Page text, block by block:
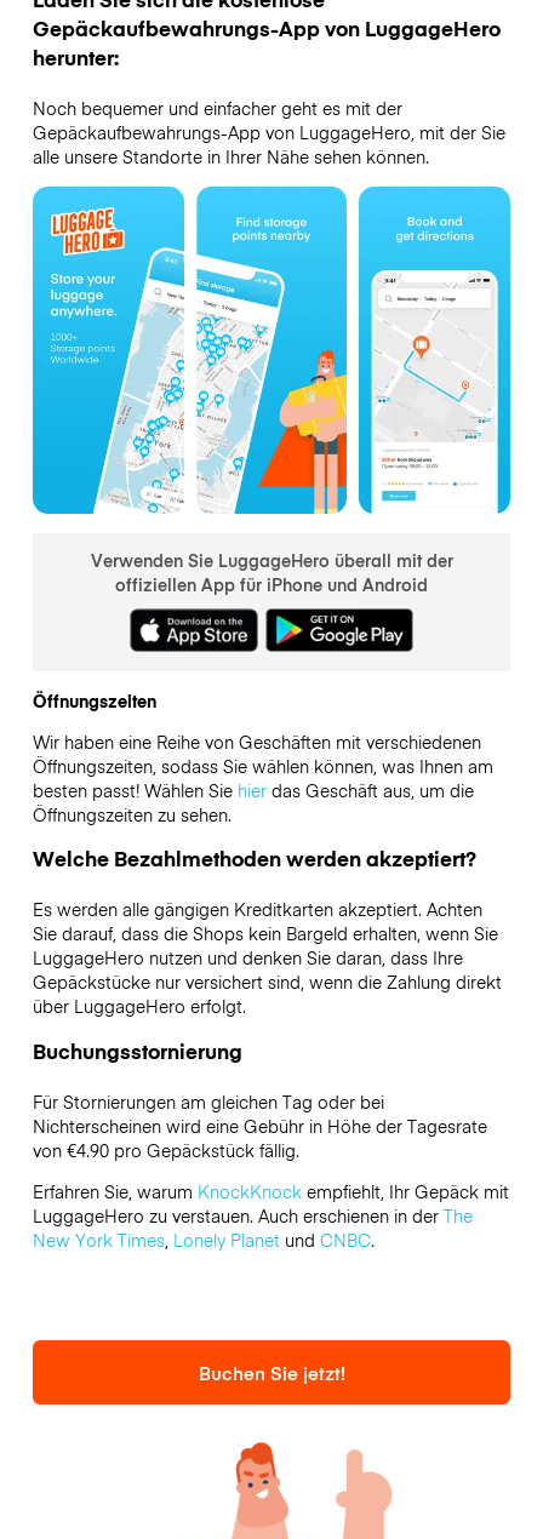
Gepäckaufbewahrungs-App von LuggageHero
herunter:
Noch bequemer und einfacher geht es mit der
Gepäckaufbewahrungs-App von LuggageHero, mit der Sie
alle unsere Standorte in Ihrer Nähe sehen können.
Verwenden Sie LuggageHero überall mit der
offiziellen App für iPhone und Android
Öffnungszeiten
Wir haben eine Reihe von Geschäften mit verschiedenen
Öffnungszeiten, sodass Sie wählen können, was Ihnen am
besten passt! Wählen Sie hierdas Geschäft aus, um die
Öffnungszeiten zu sehen.
Welche Bezahlmethoden werden akzeptiert?
Es werden alle gängigen Kreditkarten akzeptiert. Achten
Sie darauf, dass die Shops kein Bargeld erhalten, wenn Sie
LuggageHero nutzen und denken Sie daran, dass Ihre
Gepäckstücke nur versichert sind, wenn die Zahlung direkt
über LuggageHero erfolgt.
Buchungsstornierung
Für Stornierungen am gleichen Tag oder bei
Nichterscheinen wird eine Gebühr in Höhe der Tagesrate
von €4.90 pro Gepäckstück fällig.
Erfahren Sie, warum KnockKnockempfiehlt, Ihr Gepäck mit
LuggageHero zu verstauen. Auch erschienen in der The
New York Times, Lonely Planetund CNBC.
Buchen Sie jetzt!